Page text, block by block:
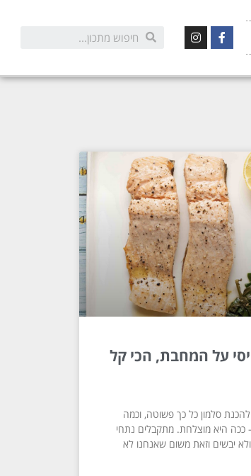
על המחבת, הכי קל
סלמון כל כך פשוטה, וכמה
היא מוצלחת. מתקבלים נתחי
ולא יבשים וזאת משום שאנחנו לא